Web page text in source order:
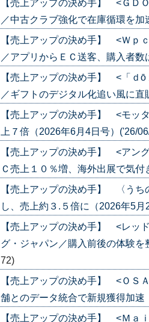
【売上アップの決め手】 <ＧＤ
／中古クラブ強化で在庫循環を
【売上アップの決め手】 <Ｗ
／アプリからＥＣ送客、購入者
【売上アップの決め手】 <「
／ギフトのデジタル化追い風に
【売上アップの決め手】 <モッ
上７倍（2026年6月4日号）('26/
【売上アップの決め手】 <アン
Ｃ売上１０％増、海外出展で気
【売上アップの決め手】 〈うち
し、売上約３.５倍に（2026年5
【売上アップの決め手】 <レ
グ・ジャパン／購入前後の体験
72)
【売上アップの決め手】 <Ｏ
舗とのデータ統合で新規獲得加
【売上アップの決め手】 <Ｍ